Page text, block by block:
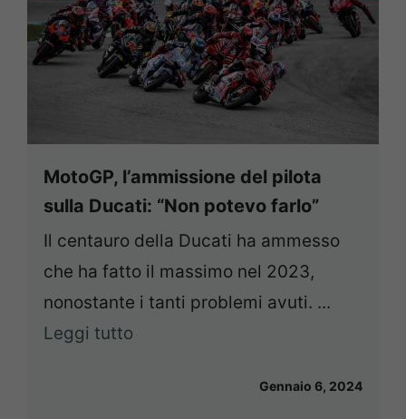
MotoGP, l’ammissione del pilota
sulla Ducati: “Non potevo farlo”
Il centauro della Ducati ha ammesso
che ha fatto il massimo nel 2023,
nonostante i tanti problemi avuti. ...
Leggi tutto
Gennaio 6, 2024